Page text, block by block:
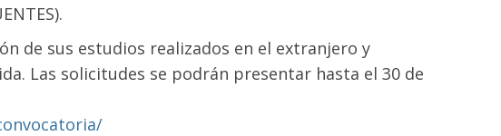
de sus estudios realizados en el extranjero y
Las solicitudes se podrán presentar hasta el 30 de